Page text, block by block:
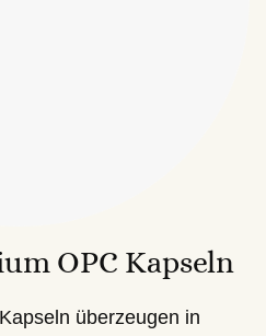
OPC Kapseln
überzeugen in